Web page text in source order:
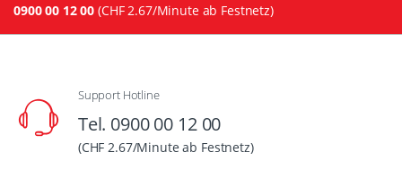
0900 00 12 00 (CHF 2.67/Minute ab Festnetz)
Support Hotline
Tel. 0900 00 12 00
(CHF 2.67/Minute ab Festnetz)